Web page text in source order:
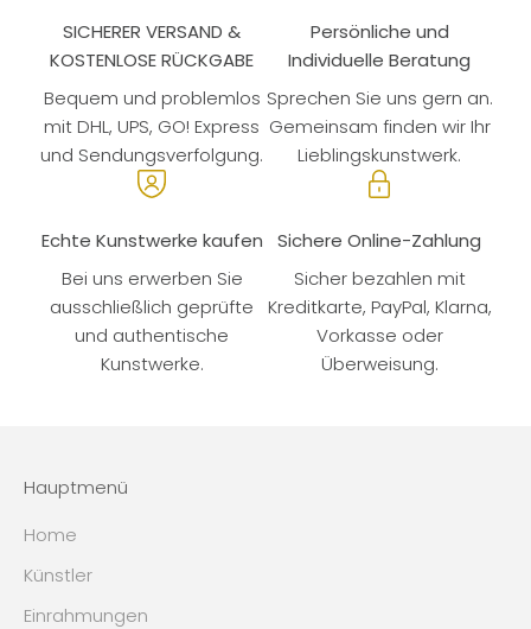
SICHERER VERSAND &
KOSTENLOSE RÜCKGABE
Bequem und problemlos
mit DHL, UPS, GO! Express
und Sendungsverfolgung.
Persönliche und
Individuelle Beratung
Sprechen Sie uns gern an.
Gemeinsam finden wir Ihr
Lieblingskunstwerk.
Echte Kunstwerke kaufen
Bei uns erwerben Sie
ausschließlich geprüfte
und authentische
Kunstwerke.
Sichere Online-Zahlung
Sicher bezahlen mit
Kreditkarte, PayPal, Klarna,
Vorkasse oder
Überweisung.
Hauptmenü
Home
Künstler
Einrahmungen